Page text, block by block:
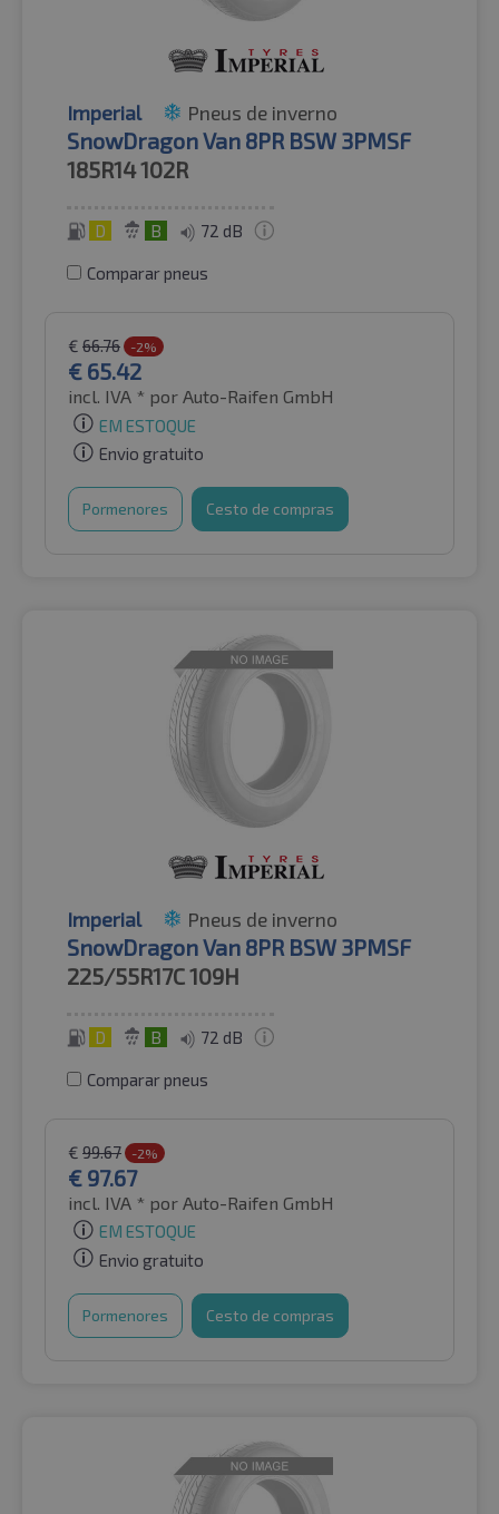
Imperial Pneus de inverno
SnowDragon Van 8PR BSW 3PMSF
185R14102R
D B 72 dB
Comparar pneus
€ 66.76 -2%
€ 65.42
incl. IVA * por Auto-Raifen GmbH
EM ESTOQUE
Envio gratuito
Pormenores Cesto de compras
Imperial Pneus de inverno
SnowDragon Van 8PR BSW 3PMSF
225/55R17C109H
D B 72 dB
Comparar pneus
€ 99.67 -2%
€ 97.67
incl. IVA * por Auto-Raifen GmbH
EM ESTOQUE
Envio gratuito
Pormenores Cesto de compras